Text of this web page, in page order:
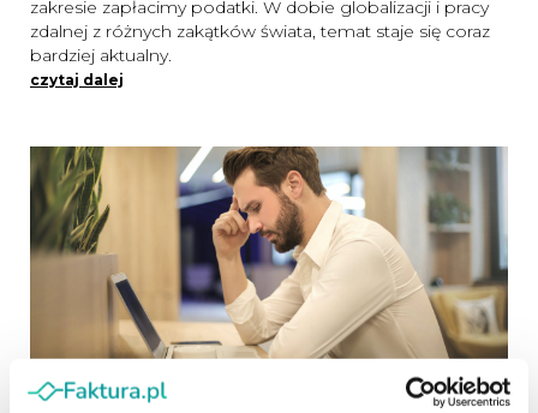
zakresie zapłacimy podatki. W dobie globalizacji i pracy
zdalnej z różnych zakątków świata, temat staje się coraz
bardziej aktualny.
czytaj dalej